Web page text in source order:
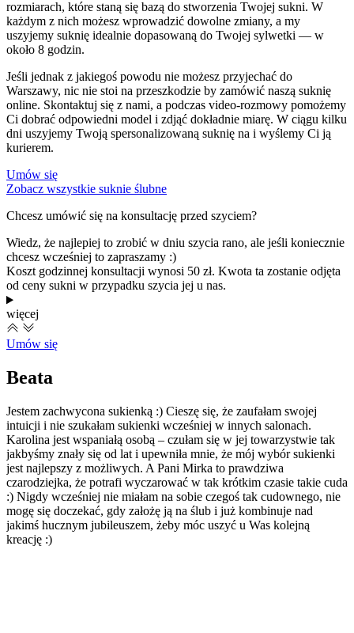
rozmiarach, które staną się bazą do stworzenia Twojej sukni. W
każdym z nich możesz wprowadzić dowolne zmiany, a my
uszyjemy suknię idealnie dopasowaną do Twojej sylwetki — w
około 8 godzin.
Jeśli jednak z jakiegoś powodu nie możesz przyjechać do
Warszawy, nic nie stoi na przeszkodzie by zamówić naszą suknię
online. Skontaktuj się z nami, a podczas video-rozmowy pomożemy
Ci dobrać odpowiedni model i zdjąć dokładnie miarę. W ciągu kilku
dni uszyjemy Twoją spersonalizowaną suknię na i wyślemy Ci ją
kurierem.
Umów się
Zobacz wszystkie suknie ślubne
Chcesz umówić się na konsultację przed szyciem?
Wiedz, że najlepiej to zrobić w dniu szycia rano, ale jeśli koniecznie
chcesz wcześniej to zapraszamy :)
Koszt godzinnej konsultacji wynosi 50 zł. Kwota ta zostanie odjęta
od ceny sukni w przypadku szycia jej u nas.
więcej
Umów się
Beata
Jestem zachwycona sukienką :) Cieszę się, że zaufałam swojej
intuicji i nie szukałam sukienki wcześniej w innych salonach.
Karolina jest wspaniałą osobą – czułam się w jej towarzystwie tak
jakbyśmy znały się od lat i upewniła mnie, że mój wybór sukienki
jest najlepszy z możliwych. A Pani Mirka to prawdziwa
czarodziejka, że potrafi wyczarować w tak krótkim czasie takie cuda
:) Nigdy wcześniej nie miałam na sobie czegoś tak cudownego, nie
mogę się doczekać, gdy założę ją na ślub i już kombinuje nad
jakimś hucznym jubileuszem, żeby móc uszyć u Was kolejną
kreację :)